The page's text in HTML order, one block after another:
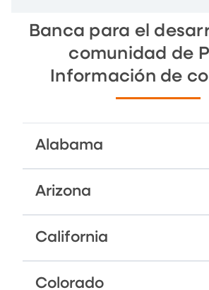
Banca para el
comunidad de
Información de
Alabama
Arizona
California
Colorado